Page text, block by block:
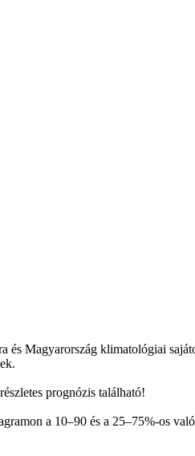
és Magyarország klimatológiai
prognózis található!
a 10–90 és a 25–75%-os